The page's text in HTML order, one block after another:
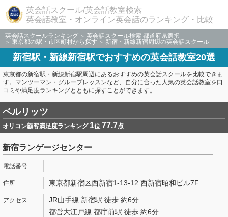
英会話スクール/英会話教室検索
英会話教室・オンライン英会話のランキング・比較
英会話スクールランキング
英会話スクール検索 都道府県選択
東京都の駅・市区町村から探す
新宿・新線新宿周辺の英会話スクール
新宿駅・新線新宿駅でおすすめの英会話教室20選
東京都の新宿駅・新線新宿駅周辺にあるおすすめの英会話スクールを比較できま
す。マンツーマン・グループレッスンなど、自分に合った人気の英会話教室を口
コミや満足度ランキングとともに探すことができます。
ベルリッツ
オリコン顧客満足度ランキング 1位 77.7点
新宿ランゲージセンター
東京都新宿区西新宿1-13-12 西新宿昭和ビル7F
JR山手線 新宿駅 徒歩 約6分
都営大江戸線 都庁前駅 徒歩 約6分